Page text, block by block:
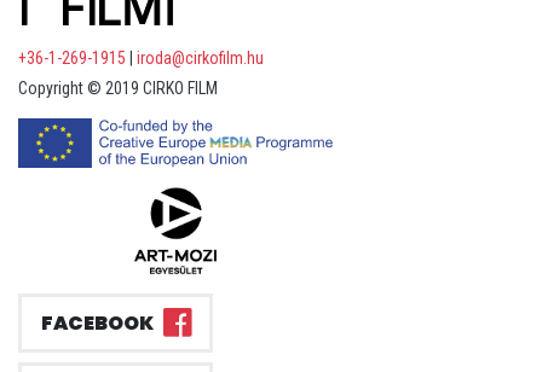
+36-1-269-1915
iroda@cirkofilm.hu
Copyright © 2019 CIRKO FILM
FACEBOOK